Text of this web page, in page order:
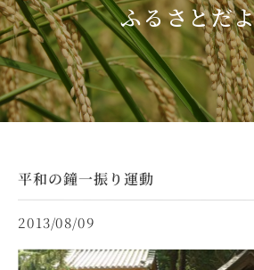
ふるさとだ
平和の鐘一振り運動
2013/08/09